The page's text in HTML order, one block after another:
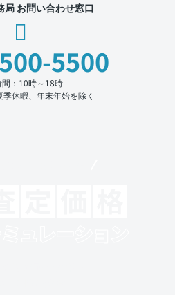
局 お問い合わせ窓口
5500
間：10時～18時
休暇、年末年始を除く